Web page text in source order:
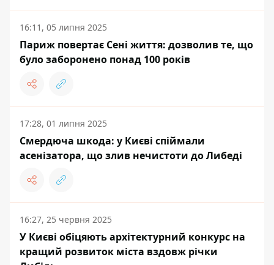
16:11, 05 липня 2025
Париж повертає Сені життя: дозволив те, що
було заборонено понад 100 років
17:28, 01 липня 2025
Смердюча шкода: у Києві спіймали
асенізатора, що злив нечистоти до Либеді
16:27, 25 червня 2025
У Києві обіцяють архітектурний конкурс на
кращий розвиток міста вздовж річки